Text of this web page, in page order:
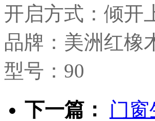
开启方式：倾开
品牌：美洲红橡
型号：90
下一篇：
门